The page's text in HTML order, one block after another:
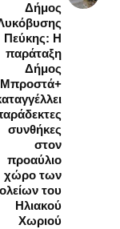
Δήμος
Πεύκης: Η
παράταξη
Δήμος
Μπροστά+
συνθήκες
στον
προαύλιο
χώρο των
του
Ηλιακού
Χωριού